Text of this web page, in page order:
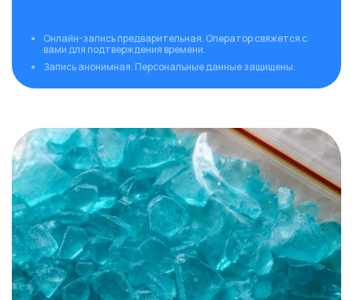
Онлайн-запись предварительная. Оператор свяжется с
вами для подтверждения времени.
Запись анонимная. Персональные данные защищены.